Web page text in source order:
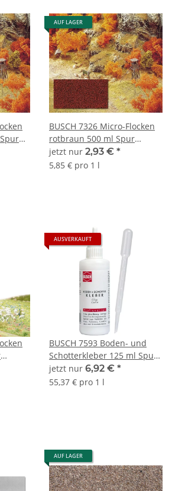
AUF LAGER
BUSCH 7326 Micro-Flocken
rotbraun 500 ml Spur
Neutral
jetzt nur 2,93 € *
5,85 € pro 1 l
AUSVERKAUFT
BUSCH 7593 Boden- und
Schotterkleber 125 ml Spur
Neutral
jetzt nur 6,92 € *
55,37 € pro 1 l
AUF LAGER